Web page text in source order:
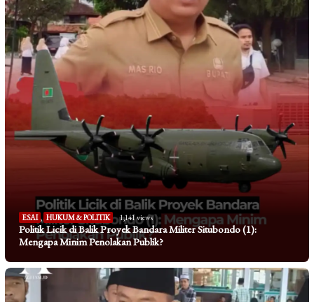
ESAI , HUKUM & POLITIK 1,141 views
Politik Licik di Balik Proyek Bandara Militer Situbondo (1):
Mengapa Minim Penolakan Publik?